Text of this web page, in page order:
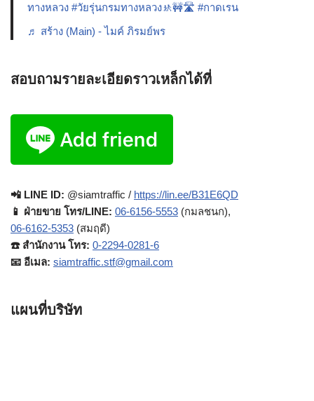
ทางหลวง #วัยรุ่นกรมทางหลวง🚸🚧🛣️ #กาดเรน
♬ สร้าง (Main) - ไมค์ ภิรมย์พร
สอบถามรายละเอียดราวเหล็กได้ที่
📲 LINE ID: @siamtraffic / https://lin.ee/B31E6QD
📱 ฝ่ายขาย โทร/LINE: 06-6156-5553 (กมลชนก),
06-6162-5353 (สมฤดี)
☎️ สำนักงาน โทร: 0-2294-0281-6
📧 อีเมล: siamtraffic.stf@gmail.com
แผนที่บริษัท